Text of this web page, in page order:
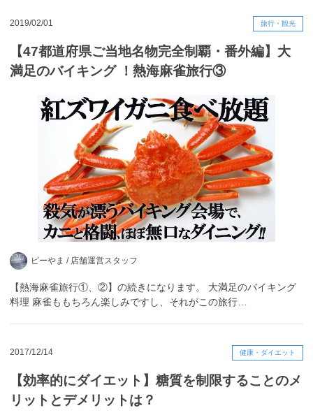
2019/02/01 旅行・観光
【47都道府県ご当地名物完全制覇・番外編】大
満足のバイキング ！熱海麻雀旅行③
ピーやま / 店舗運営スタッフ
【熱海麻雀旅行①、②】の続きになります。 大満足のバイキング
料理 麻雀ももちろん楽しみですし、それがこの旅行…
2017/12/14 健康・ダイエット
【効率的にダイエット】糖質を制限することのメ
リットとデメリットは？